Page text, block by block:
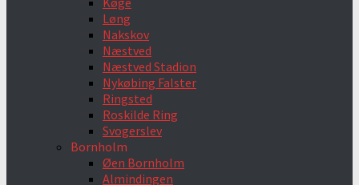
Løng
Nakskov
Næstved
Næstved Stadion
Nykøbing Falster
Ringsted
Roskilde Ring
Svogerslev
Bornholm
Øen Bornholm
Almindingen